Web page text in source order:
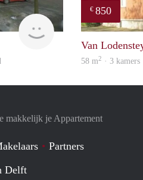
finder
€ 850
Van
58 m2 · 3
makkelijk je Appartement
Partners
Delft